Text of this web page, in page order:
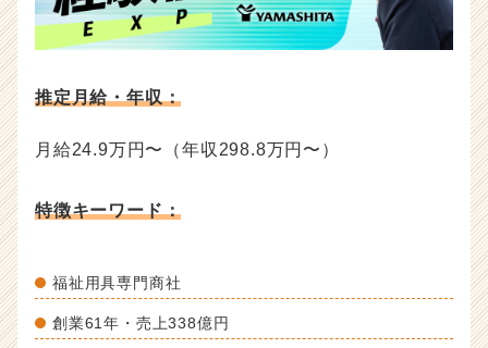
推定月給・年収：
月給24.9万円〜（年収298.8万円〜）
特徴キーワード：
福祉用具専門商社
創業61年・売上338億円